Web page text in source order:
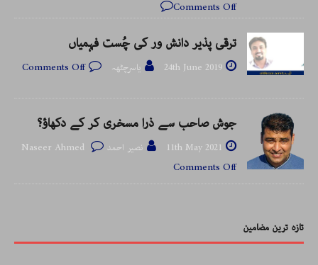
Comments Off
ترقی پذیر دانش ور کی چُست فہمیاں
24th June 2019 یاسرچٹھہ Comments Off
جوش صاحب سے ذرا مسخری کر کے دکھاؤ؟
11th May 2021
نصیر احمد Naseer Ahmed
Comments Off
تازہ ترین مضامین